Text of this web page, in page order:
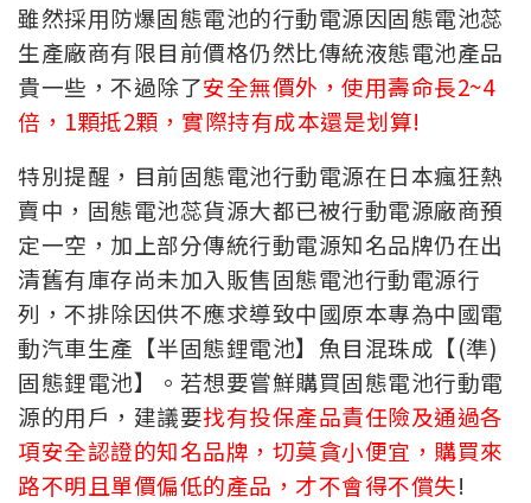
雖然採用防爆固態電池的行動電源因固態電池蕊
生產廠商有限目前價格仍然比傳統液態電池產品
貴一些，不過除了安全無價外，使用壽命長2~4
倍，1顆抵2顆，實際持有成本還是划算!
特別提醒，目前固態電池行動電源在日本瘋狂熱
賣中，固態電池蕊貨源大都已被行動電源廠商預
定一空，加上部分傳統行動電源知名品牌仍在出
清舊有庫存尚未加入販售固態電池行動電源行
列，不排除因供不應求導致中國原本專為中國電
動汽車生產【半固態鋰電池】魚目混珠成【(準)
固態鋰電池】。若想要嘗鮮購買固態電池行動電
源的用戶，建議要找有投保產品責任險及通過各
項安全認證的知名品牌，切莫貪小便宜，購買來
路不明且單價偏低的產品，才不會得不償失!